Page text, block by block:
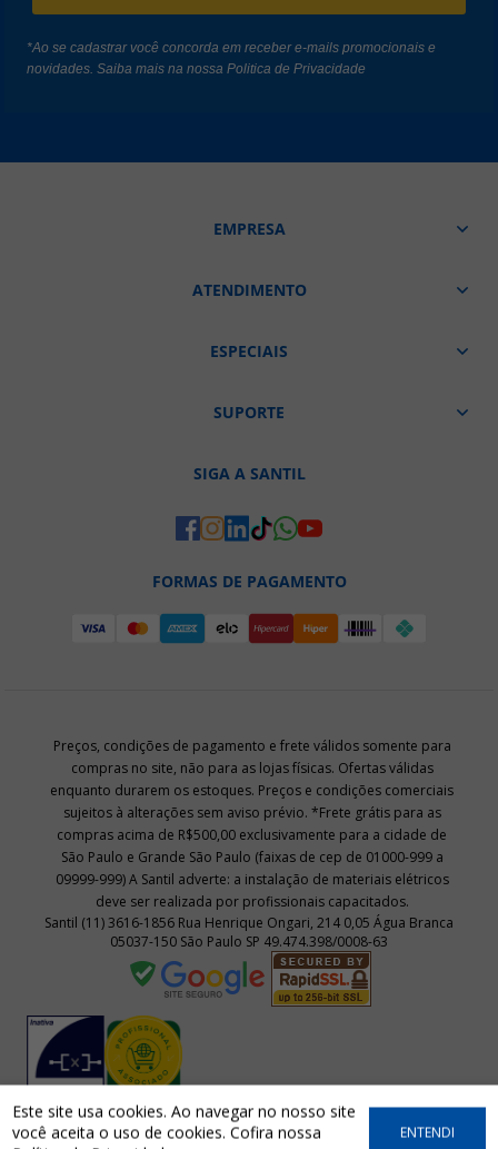
Este site usa cookies. Ao navegar no nosso site
você aceita o uso de cookies. Cofira nossa
ENTENDI
*Ao se cadastrar você concorda em receber e-mails promocionais e
novidades. Saiba mais na nossaPolitica de Privacidade
EMPRESA
ATENDIMENTO
ESPECIAIS
SUPORTE
SIGA A SANTIL
FORMAS DE PAGAMENTO
Santil (11) 3616-1856 Rua Henrique Ongari, 214 0,05 Água Branca
05037-150 São Paulo SP 49.474.398/0008-63
Preços, condições de pagamento e frete válidos somente para
compras no site, não para as lojas físicas. Ofertas válidas
enquanto durarem os estoques. Preços e condições comerciais
sujeitos à alterações sem aviso prévio. *Frete grátis para as
compras acima de R$500,00 exclusivamente para a cidade de
São Paulo e Grande São Paulo (faixas de cep de 01000-999 a
09999-999) A Santil adverte: a instalação de materiais elétricos
deve ser realizada por profissionais capacitados.